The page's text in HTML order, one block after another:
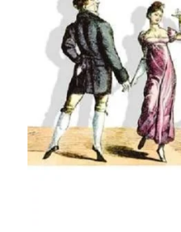
Dictionare de limba romana
Ghiduri de conversatie
Invatamant gimnazial
Invatamant primar
Invatarea limbilor straine
Povesti si povestiri
Carti in limba engleza